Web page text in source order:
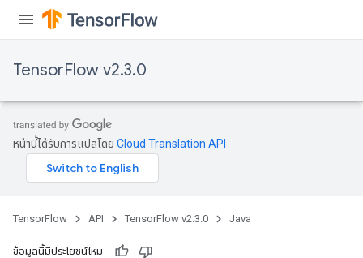
TensorFlow v2.3.0
หน้านี้ได้รับการแปลโดย Cloud Translation API
TensorFlow API TensorFlow v2.3.0 Java
ข้อมูลนี้มีประโยชน์ไหม